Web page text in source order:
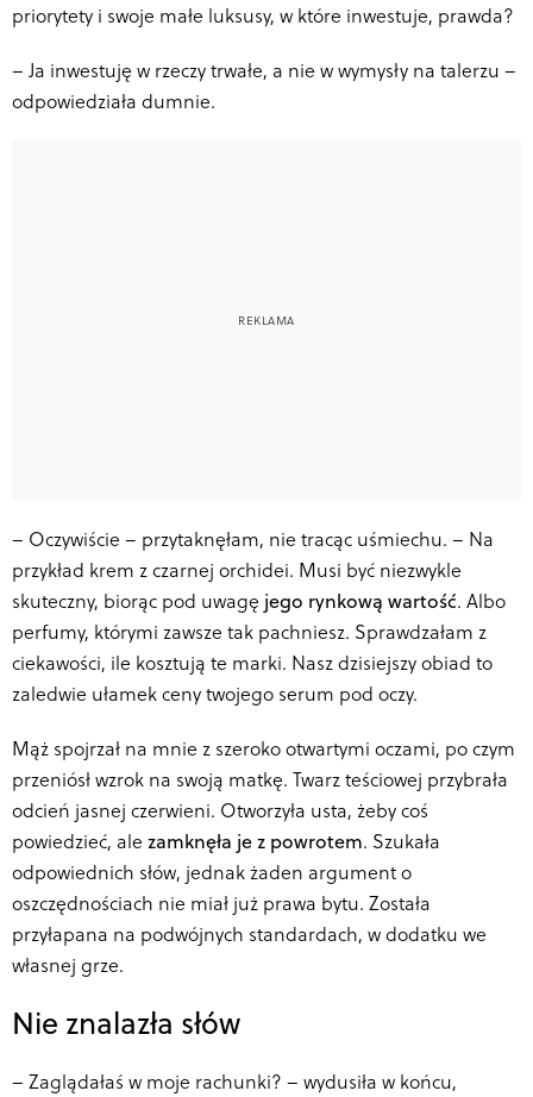
priorytety i swoje małe luksusy, w które inwestuje, prawda?
– Ja inwestuję w rzeczy trwałe, a nie w wymysły na talerzu –
odpowiedziała dumnie.
– Oczywiście – przytaknęłam, nie tracąc uśmiechu. – Na
przykład krem z czarnej orchidei. Musi być niezwykle
skuteczny, biorąc pod uwagę jego rynkową wartość. Albo
perfumy, którymi zawsze tak pachniesz. Sprawdzałam z
ciekawości, ile kosztują te marki. Nasz dzisiejszy obiad to
zaledwie ułamek ceny twojego serum pod oczy.
Mąż spojrzał na mnie z szeroko otwartymi oczami, po czym
przeniósł wzrok na swoją matkę. Twarz teściowej przybrała
odcień jasnej czerwieni. Otworzyła usta, żeby coś
powiedzieć, ale zamknęła je z powrotem. Szukała
odpowiednich słów, jednak żaden argument o
oszczędnościach nie miał już prawa bytu. Została
przyłapana na podwójnych standardach, w dodatku we
własnej grze.
Nie znalazła słów
– Zaglądałaś w moje rachunki? – wydusiła w końcu,